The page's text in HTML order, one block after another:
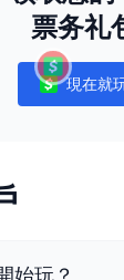
票务礼
現在就
始玩？